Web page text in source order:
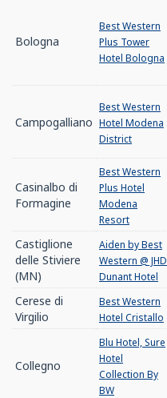
Bologna
Best Western
Plus Tower
Hotel Bologna
Campogalliano
Best Western
Hotel Modena
District
Casinalbo di
Formagine
Best Western
Plus Hotel
Modena
Resort
Castiglione
delle Stiviere
(MN)
Aiden by Best
Western @ JHD
Dunant Hotel
Cerese di
Virgilio
Best Western
Hotel Cristallo
Collegno
Blu Hotel, Sure
Hotel
Collection By
BW